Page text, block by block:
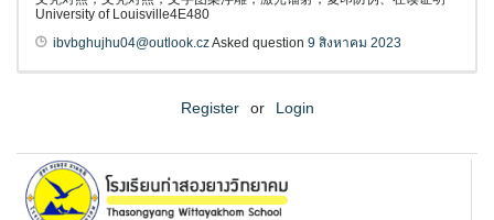
University of Louisville4E480
ibvbghujhu04@outlook.czAsked question 9 สิงหาคม 2023
Register or Login